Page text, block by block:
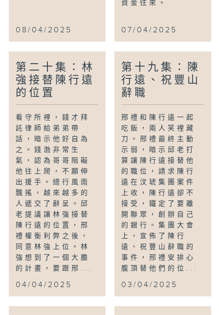
08/04/2025
資金往來。
07/04/2025
第二十集：林
強接替陳行遠
的位置
看守所裡，錢才拜
託律師給弟弟帶
話，暗示他好自為
之。錢渤非常生
氣，認為哥哥阻礙
他往上爬，不願伸
出援手。總行風雨
飄搖，越來越多的
人遞交了辭呈。邱
老提議讓林強接替
陳行遠的位置，邢
禮權衡利弊之後，
同意林強上位。林
強想到了一個大膽
的計畫，要跟邢...
04/04/2025
第十九集：陳
行遠、祝豐山
辭職
邢禮和陳行遠一起
吃飯，兩人笑裡藏
刀。邢禮最終主動
示弱，暗示邱老打
算讓陳行遠接替他
的職位，請求陳行
遠在汶琥集團案件
上收，陳行遠卻不
接受，鐵定了要離
開聯眾，創辦自己
的銀行。集團大會
上，宣佈了陳行
遠、祝豐山辭職的
事件，邢禮安排心
腹頂替他們的位...
03/04/2025